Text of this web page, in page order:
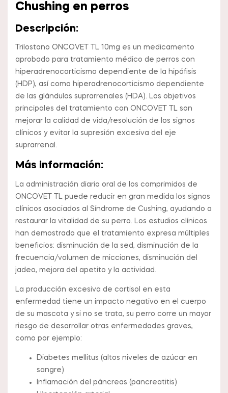
Chushing en perros
Descripción:
Trilostano ONCOVET TL 10mg es un medicamento
aprobado para tratamiento médico de perros con
hiperadrenocorticismo dependiente de la hipófisis
(HDP), así como hiperadrenocorticismo dependiente
de las glándulas suprarrenales (HDA). Los objetivos
principales del tratamiento con ONCOVET TL son
mejorar la calidad de vida/resolución de los signos
clínicos y evitar la supresión excesiva del eje
suprarrenal.
Más información:
La administración diaria oral de los comprimidos de
ONCOVET TL puede reducir en gran medida los signos
clínicos asociados al Síndrome de Cushing, ayudando a
restaurar la vitalidad de su perro. Los estudios clínicos
han demostrado que el tratamiento expresa múltiples
beneficios: disminución de la sed, disminución de la
frecuencia/volumen de micciones, disminución del
jadeo, mejora del apetito y la actividad.
La producción excesiva de cortisol en esta
enfermedad tiene un impacto negativo en el cuerpo
de su mascota y si no se trata, su perro corre un mayor
riesgo de desarrollar otras enfermedades graves,
como por ejemplo:
Diabetes mellitus (altos niveles de azúcar en
sangre)
Inflamación del páncreas (pancreatitis)